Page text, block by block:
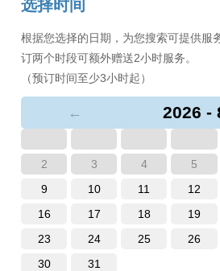
选择时间
根据您选择的日期，为您搜索可提供服
订两个时段可额外赠送2小时服务。
（预订时间至少3小时起）
← 2026 -
2
3 4 5
9
10 11 12
16
17 18 19
23
24 25 26
30
31